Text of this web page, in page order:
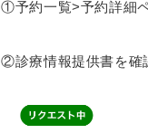
①予約一覧>予約詳細
②診療情報提供書を確